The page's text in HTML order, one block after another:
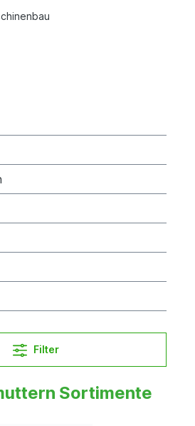
Filter
Sortimente